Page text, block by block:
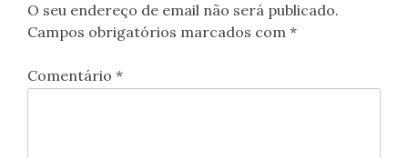
O seu endereço de email não será publicado.
Campos obrigatórios marcados com *
Comentário *